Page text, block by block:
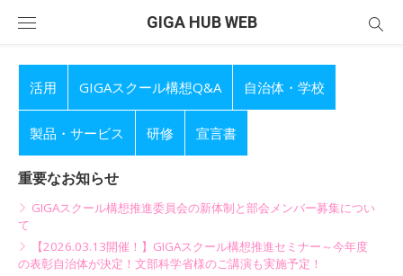
GIGA HUB WEB
活用 GIGAスクール構想Q&A 自治体・学校
製品・サービス 研修 宣言書
重要なお知らせ
GIGAスクール構想推進委員会の新体制と部会メンバー募集につい
て
【2026.03.13開催！】GIGAスクール構想推進セミナー～今年度
の表彰自治体が決定！文部科学省様のご講演も実施予定！